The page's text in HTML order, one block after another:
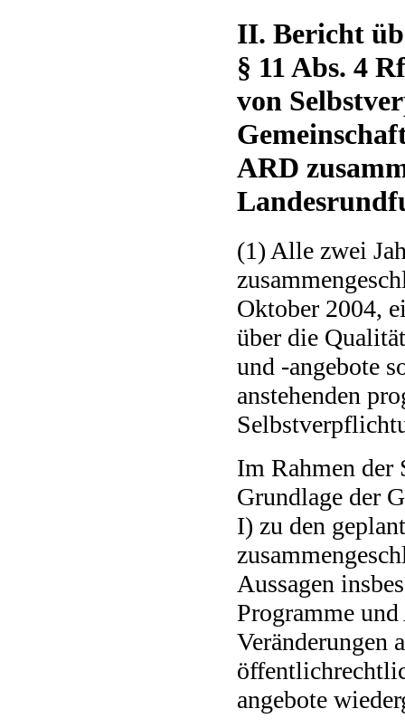
II. Bericht
§ 11 Abs. 4
von
ARD
(1) Alle zwei
Oktober 2004,
über die
und -angebote
anstehenden
Im Rahmen der
Grundlage der
I) zu den
Aussagen
Programme
Veränderungen
angebote